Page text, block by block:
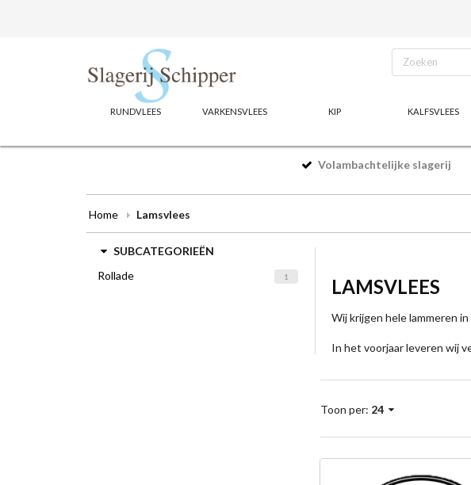
RUNDVLEES VARKENSVLEES KIP KALFSVLEES
Volambachtelijke slagerij
Home Lamsvlees
SUBCATEGORIEËN
Rollade
1 LAMSVLEES
Wij krijgen hele lammeren
In het voorjaar leveren wij
Toon per: 24